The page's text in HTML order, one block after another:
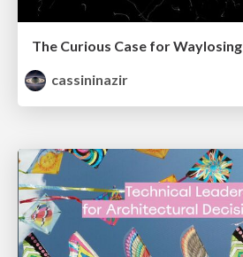
The Curious Case for Waylosing
cassininazir